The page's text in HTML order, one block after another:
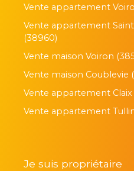
Vente appartement
Vente appartement
(38960)
Vente maison Voiron
Vente maison Coublevie
Vente appartement Claix
Vente appartement
Je suis propriétaire